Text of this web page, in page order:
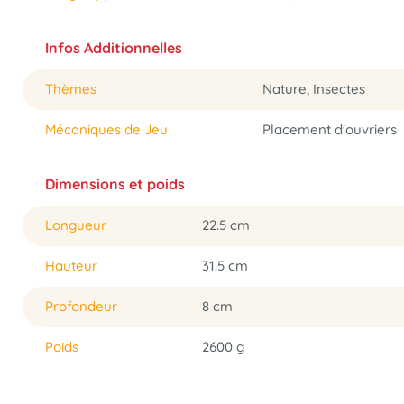
Infos Additionnelles
Thèmes Nature, Insectes
Mécaniques de Jeu Placement d'ouvriers
Dimensions et poids
Longueur 22.5 cm
Hauteur 31.5 cm
Profondeur 8 cm
Poids 2600 g